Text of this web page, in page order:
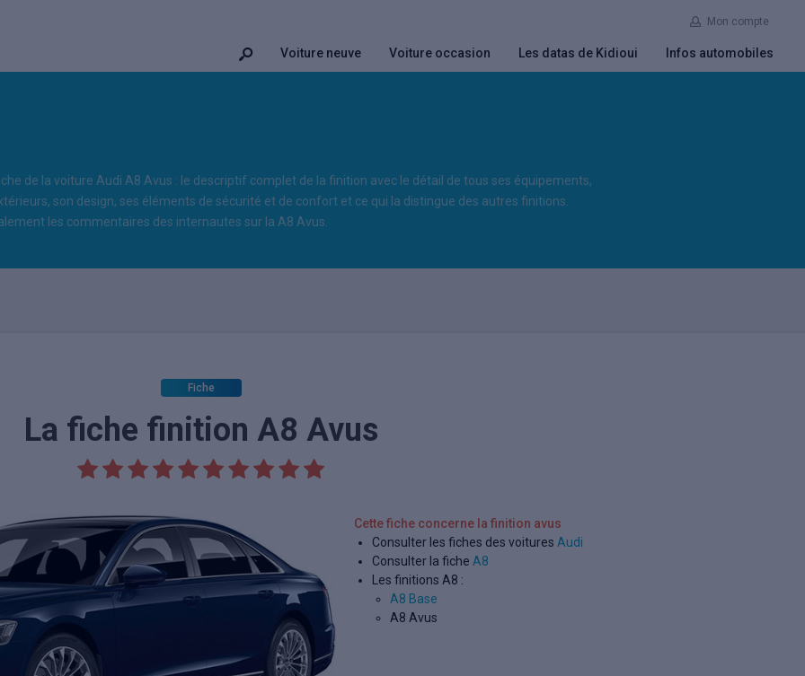
Mon compte
Voiture neuve Voiture occasion Les datas de Kidioui Infos automobiles
de la voiture Audi A8 Avus : le descriptif complet de la finition avec le détail de tous ses équipements,
son design, ses éléments de sécurité et de confort et ce qui la distingue des autres finitions.
les commentaires des internautes sur la A8 Avus.
Fiche
La fiche finition A8 Avus
Cette fiche concerne la finition avus
Consulter les fiches des voitures Audi
Consulter la fiche A8
Les finitions A8 :
A8 Base
A8 Avus